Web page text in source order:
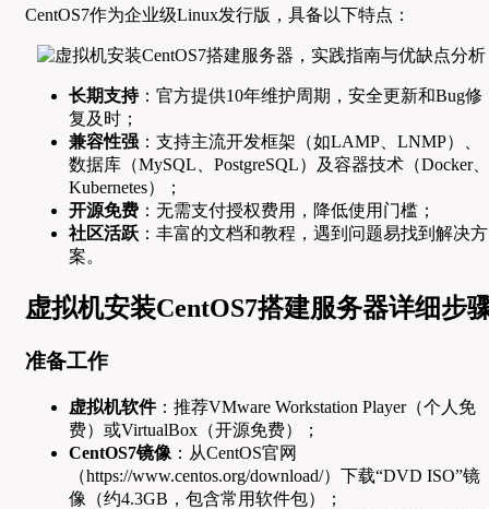
CentOS7作为企业级Linux发行版，具备以下特点：
长期支持：官方提供10年维护周期，安全更新和Bug修
复及时；
兼容性强 ：支持主流开发框架（如LAMP、LNMP）、
数据库（MySQL、PostgreSQL）及容器技术（Docker、
Kubernetes）；
开源免费 ：无需支付授权费用，降低使用门槛；
社区活跃 ：丰富的文档和教程，遇到问题易找到解决方
案。
虚拟机安装CentOS7搭建服务器详细步
准备工作
虚拟机软件：推荐VMware Workstation Player（个人免
费）或VirtualBox（开源免费）；
CentOS7镜像 ：从CentOS官网
（https://www.centos.org/download/）下载“DVD ISO”镜
像（约4.3GB，包含常用软件包）；